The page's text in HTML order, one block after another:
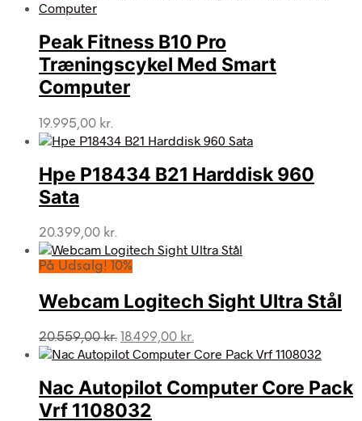
Peak Fitness B10 Pro
Træningscykel Med Smart
Computer
19.995,00 kr.
Hpe P18434 B21 Harddisk 960
Sata
20.399,00 kr.
På Udsalg! 10%
Webcam Logitech Sight Ultra Stål
20.559,00kr. Den
oprindelige
var:
20.559,00 kr..
18.499,00 kr.
aktuelle
er:
18.499,00 kr..
Nac Autopilot Computer Core Pack
Vrf 1108032